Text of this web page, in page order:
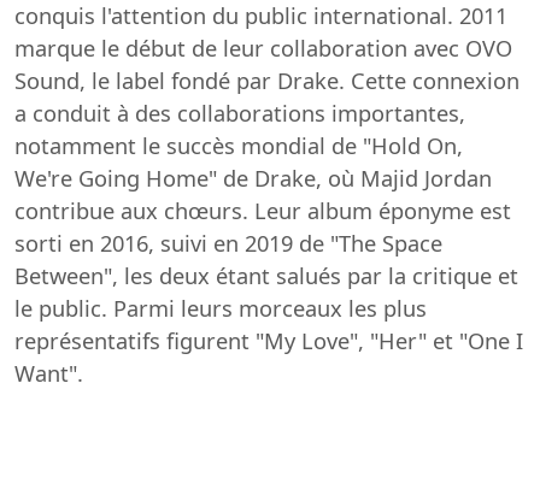
conquis l'attention du public international. 2011
marque le début de leur collaboration avec OVO
Sound, le label fondé par Drake. Cette connexion
a conduit à des collaborations importantes,
notamment le succès mondial de "Hold On,
We're Going Home" de Drake, où Majid Jordan
contribue aux chœurs. Leur album éponyme est
sorti en 2016, suivi en 2019 de "The Space
Between", les deux étant salués par la critique et
le public. Parmi leurs morceaux les plus
représentatifs figurent "My Love", "Her" et "One I
Want".